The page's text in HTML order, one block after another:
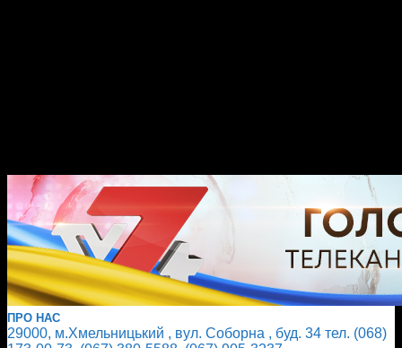
ПРО НАС
29000, м.Хмельницький , вул. Соборна , буд. 34 тел. (068)